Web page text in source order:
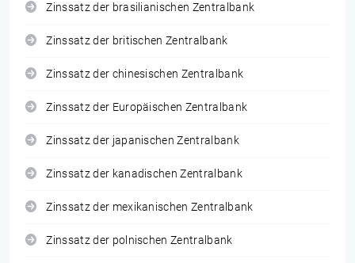
Zinssatz der brasilianischen Zentralbank
Zinssatz der britischen Zentralbank
Zinssatz der chinesischen Zentralbank
Zinssatz der Europäischen Zentralbank
Zinssatz der japanischen Zentralbank
Zinssatz der kanadischen Zentralbank
Zinssatz der mexikanischen Zentralbank
Zinssatz der polnischen Zentralbank